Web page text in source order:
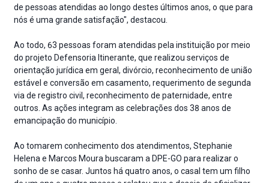
de pessoas atendidas ao longo destes últimos anos, o que para
nós é uma grande satisfação", destacou.
Ao todo, 63 pessoas foram atendidas pela instituição por meio
do projeto Defensoria Itinerante, que realizou serviços de
orientação jurídica em geral, divórcio, reconhecimento de união
estável e conversão em casamento, requerimento de segunda
via de registro civil, reconhecimento de paternidade, entre
outros. As ações integram as celebrações dos 38 anos de
emancipação do município.
Ao tomarem conhecimento dos atendimentos, Stephanie
Helena e Marcos Moura buscaram a DPE-GO para realizar o
sonho de se casar. Juntos há quatro anos, o casal tem um filho